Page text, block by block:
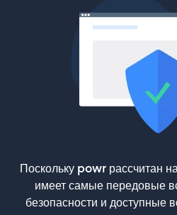
Поскольку powr рассчитан
имеет самые передовые
безопасности и доступные